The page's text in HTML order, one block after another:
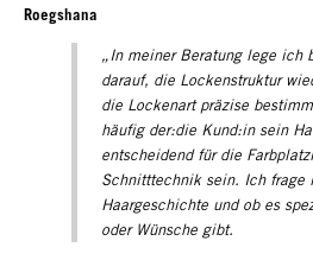
Roegshana
„In meiner Beratung lege ich
darauf, die Lockenstruktur
die Lockenart präzise
häufig der:die Kund:in sein
entscheidend für die
Schnitttechnik sein. Ich frage
Haargeschichte und ob es
oder Wünsche gibt.